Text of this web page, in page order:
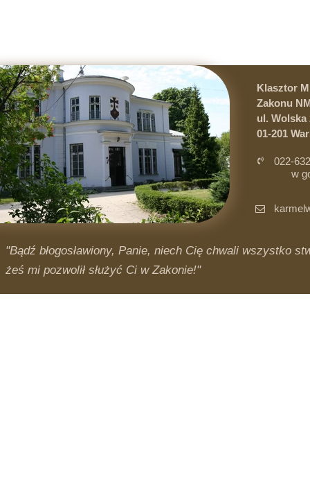
022-
w
Klasztor
Zakonu
ul. Wolska
01-201
"Bądź błogosławiony, Panie, niech Cię chwali wszystko
żeś mi pozwolił służyć Ci w Zakonie!"